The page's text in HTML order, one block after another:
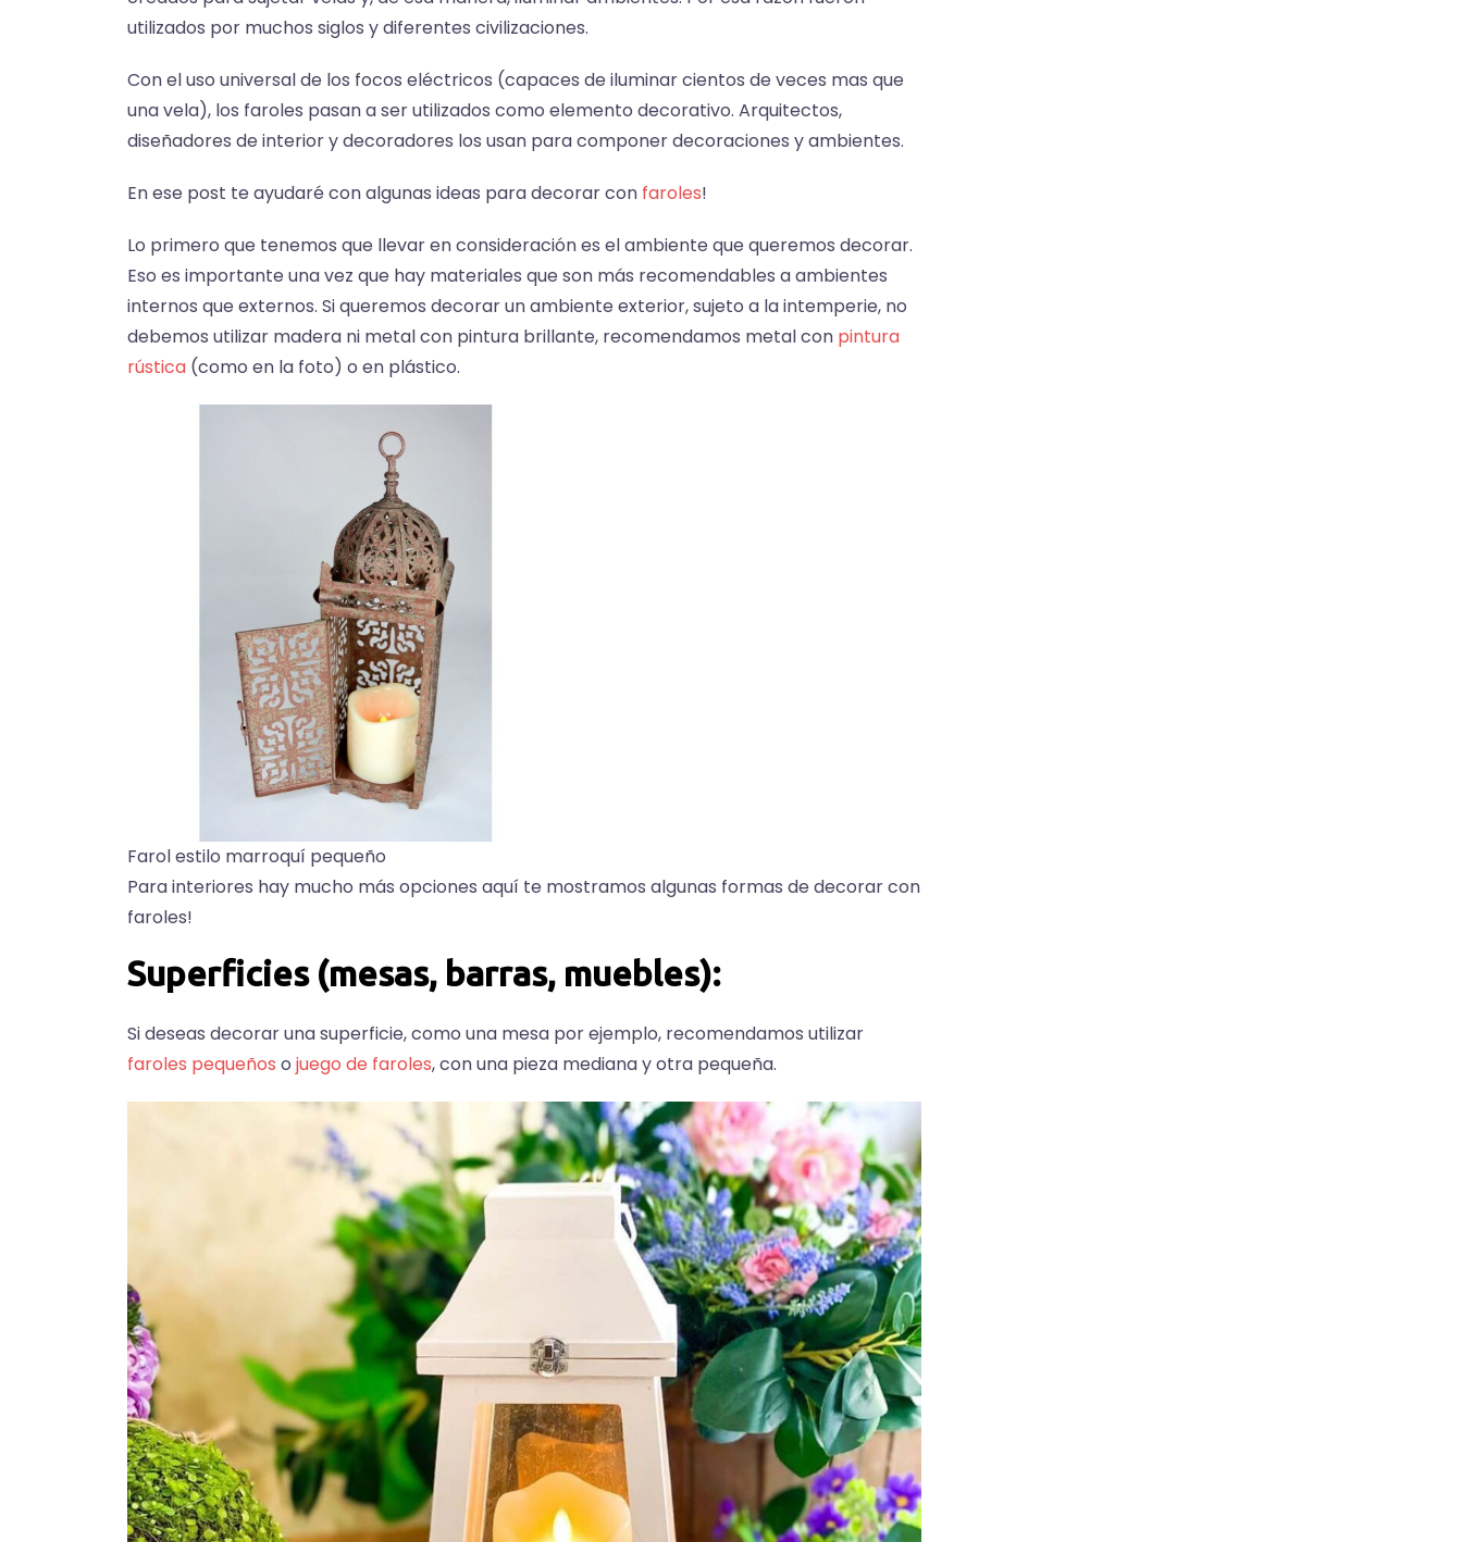
utilizados por muchos siglos y diferentes civilizaciones.
Con el uso universal de los focos eléctricos (capaces de iluminar cientos de veces mas que
una vela), los faroles pasan a ser utilizados como elemento decorativo. Arquitectos,
diseñadores de interior y decoradores los usan para componer decoraciones y ambientes.
En ese post te ayudaré con algunas ideas para decorar con faroles!
Lo primero que tenemos que llevar en consideración es el ambiente que queremos decorar.
Eso es importante una vez que hay materiales que son más recomendables a ambientes
internos que externos. Si queremos decorar un ambiente exterior, sujeto a la intemperie, no
debemos utilizar madera ni metal con pintura brillante, recomendamos metal con pintura
rústica (como en la foto) o en plástico.
Farol estilo marroquí pequeño
Para interiores hay mucho más opciones aquí te mostramos algunas formas de decorar con
faroles!
Superficies (mesas, barras, muebles):
Si deseas decorar una superficie, como una mesa por ejemplo, recomendamos utilizar
faroles pequeños o juego de faroles, con una pieza mediana y otra pequeña.